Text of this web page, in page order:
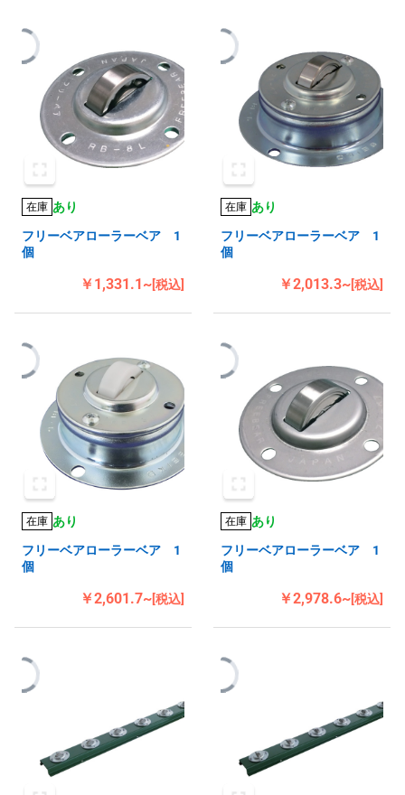
在庫 あり
フリーベアローラーベア 1
個
￥1,331.1~[税込]
在庫 あり
フリーベアローラーベア 1
個
￥2,013.3~[税込]
在庫 あり
フリーベアローラーベア 1
個
￥2,601.7~[税込]
在庫 あり
フリーベアローラーベア 1
個
￥2,978.6~[税込]